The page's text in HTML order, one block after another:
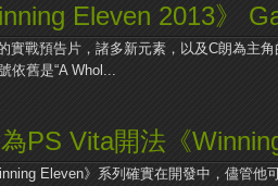
Eleven 2013》
實戰預告片，諸多新元素，以及C朗為主
依舊是“A Whol...
PS Vita開法《
Eleven》系列確實在開發中，儘管他